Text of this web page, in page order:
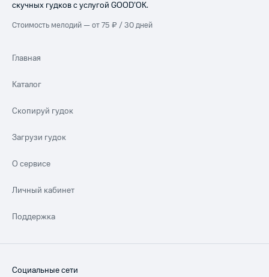
скучных гудков с услугой GOOD’OK.
Стоимость мелодий — от 75 ₽ / 30 дней
Главная
Каталог
Скопируй гудок
Загрузи гудок
О сервисе
Личный кабинет
Поддержка
Социальные сети